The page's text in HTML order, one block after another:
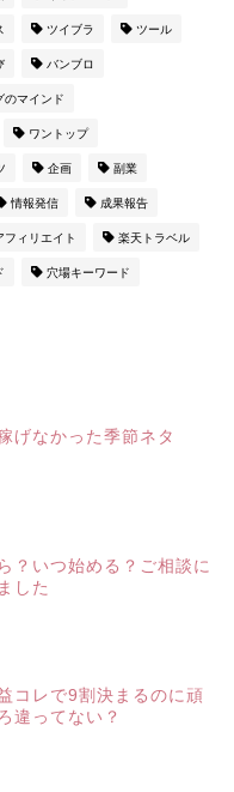
ツイブラ ツール
バンブロ
のマインド
ワントップ
企画 副業
情報発信 成果報告
フィリエイト 楽天トラベル
穴場キーワード
げなかった季節ネタ
？いつ始める？ご相談に
した
コレで9割決まるのに頑
違ってない？